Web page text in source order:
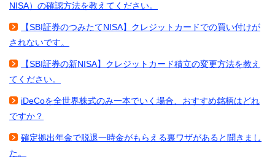
NISA）の確認方法を教えてください。
【SBI証券のつみたてNISA】クレジットカードでの買い付けが
されないです。
【SBI証券の新NISA】クレジットカード積立の変更方法を教え
てください。
iDeCoを全世界株式のみ一本でいく場合、おすすめ銘柄はどれ
ですか？
確定拠出年金で脱退一時金がもらえる裏ワザがあると聞きまし
た。